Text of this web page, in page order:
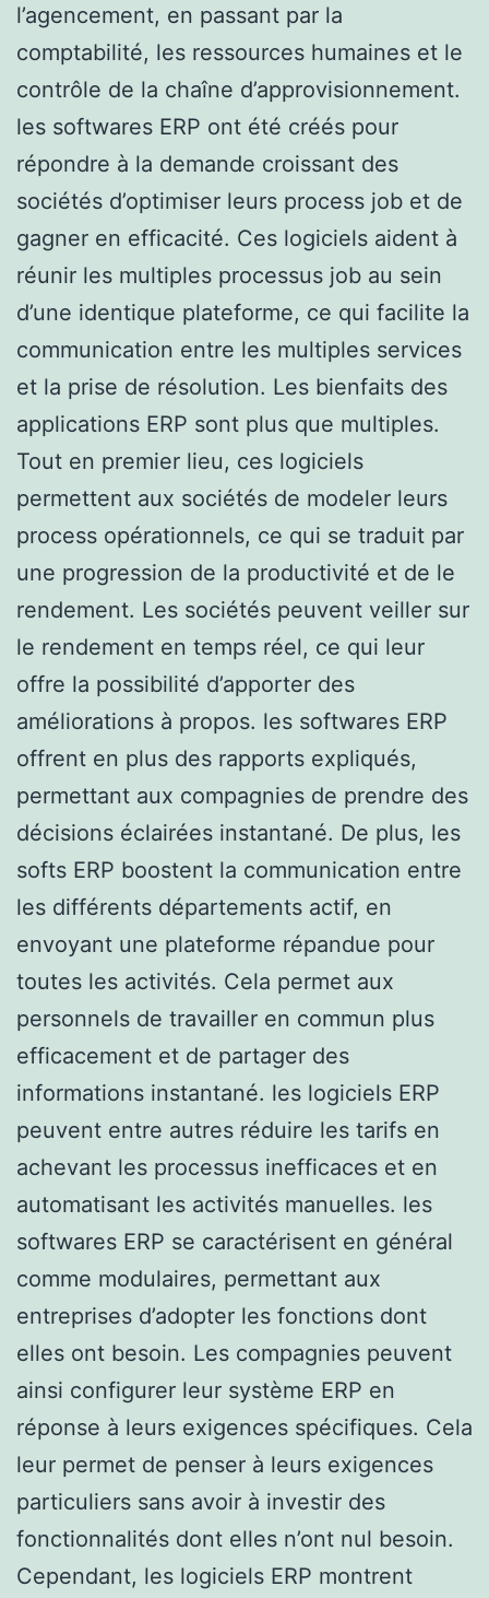
l’agencement, en passant par la
comptabilité, les ressources humaines et le
contrôle de la chaîne d’approvisionnement.
les softwares ERP ont été créés pour
répondre à la demande croissant des
sociétés d’optimiser leurs process job et de
gagner en efficacité. Ces logiciels aident à
réunir les multiples processus job au sein
d’une identique plateforme, ce qui facilite la
communication entre les multiples services
et la prise de résolution. Les bienfaits des
applications ERP sont plus que multiples.
Tout en premier lieu, ces logiciels
permettent aux sociétés de modeler leurs
process opérationnels, ce qui se traduit par
une progression de la productivité et de le
rendement. Les sociétés peuvent veiller sur
le rendement en temps réel, ce qui leur
offre la possibilité d’apporter des
améliorations à propos. les softwares ERP
offrent en plus des rapports expliqués,
permettant aux compagnies de prendre des
décisions éclairées instantané. De plus, les
softs ERP boostent la communication entre
les différents départements actif, en
envoyant une plateforme répandue pour
toutes les activités. Cela permet aux
personnels de travailler en commun plus
efficacement et de partager des
informations instantané. les logiciels ERP
peuvent entre autres réduire les tarifs en
achevant les processus inefficaces et en
automatisant les activités manuelles. les
softwares ERP se caractérisent en général
comme modulaires, permettant aux
entreprises d’adopter les fonctions dont
elles ont besoin. Les compagnies peuvent
ainsi configurer leur système ERP en
réponse à leurs exigences spécifiques. Cela
leur permet de penser à leurs exigences
particuliers sans avoir à investir des
fonctionnalités dont elles n’ont nul besoin.
Cependant, les logiciels ERP montrent